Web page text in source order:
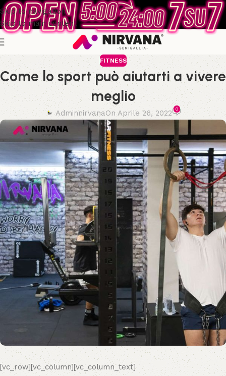
Skip to navigation
Skip to main content
FITNESS
Come lo sport può aiutarti a vivere
meglio
AdminnirvanaOn Aprile 26, 2022 0
[vc_row][vc_column][vc_column_text]